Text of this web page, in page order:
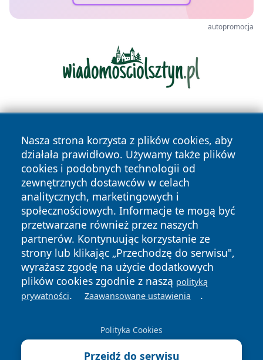
autopromocja
Nasza strona korzysta z plików cookies, aby
działała prawidłowo. Używamy także plików
cookies i podobnych technologii od
zewnętrznych dostawców w celach
analitycznych, marketingowych i
społecznościowych. Informacje te mogą być
przetwarzane również przez naszych
partnerów. Kontynuując korzystanie ze
strony lub klikając „Przechodzę do serwisu",
wyrażasz zgodę na użycie dodatkowych
plików cookies zgodnie z naszą polityką
prywatności. Zaawansowane ustawienia .
Polityka Cookies
Przejdź do serwisu
Copyright © 2026 leszczynski24.pl Wszystkie prawa
zastrzeżone.
News Autorzy
Polityka
Prywatności
Polityka
Cookies